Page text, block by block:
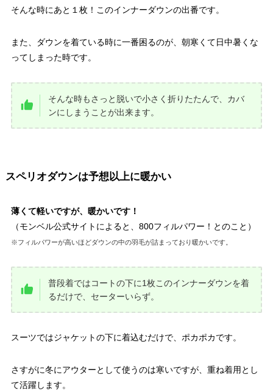
そんな時にあと１枚！このインナーダウンの出番です。
また、ダウンを着ている時に一番困るのが、朝寒くて日中暑くな
ってしまった時です。
そんな時もさっと脱いで小さく折りたたんで、カバ
ンにしまうことが出来ます。
スペリオダウンは予想以上に暖かい
薄くて軽いですが、暖かいです！
（モンベル公式サイトによると、800フィルパワー！とのこと）
※フィルパワーが高いほどダウンの中の羽毛が詰まっており暖かいです。
普段着ではコートの下に1枚このインナーダウンを着
るだけで、セーターいらず。
スーツではジャケットの下に着込むだけで、ポカポカです。
さすがに冬にアウターとして使うのは寒いですが、重ね着用とし
て活躍します。